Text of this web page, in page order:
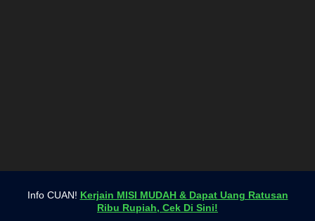
Info CUAN! Kerjain MISI MUDAH & Dapat Uang Ratusan
Ribu Rupiah, Cek Di Sini!